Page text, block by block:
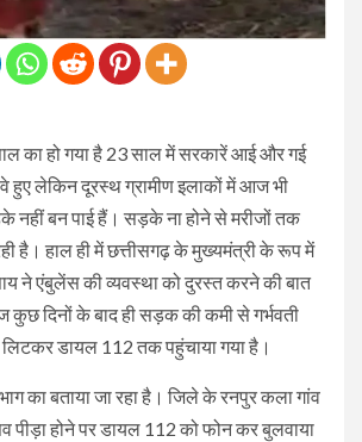
का हो गया है 23 साल में सरकारें आई और गई
हुए लेकिन दूरस्थ ग्रामीण इलाकों में आज भी
नहीं बन पाई हैं।‌ सड़के ना होने से मरीजों तक
है। हाल ही में छत्तीसगढ़ के मुख्यमंत्री के रूप में
ने एंबुलेंस की व्यवस्था को दुरस्त करने की बात
दिनों के बाद ही सड़क की कमी से गर्भवती
लिटकर डायल 112 तक पहुंचाया गया है।
का बताया‌ जा रहा है। जिले के रनपुर कला गांव
पीड़ा होने पर डायल 112 को फोन कर बुलवाया